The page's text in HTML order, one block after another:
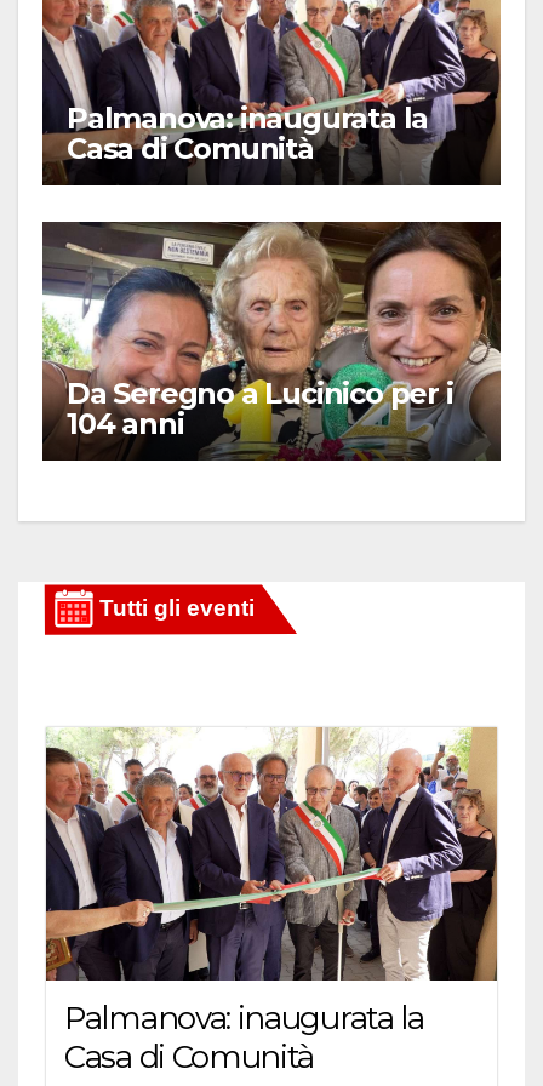
Palmanova: inaugurata la
Casa di Comunità
Da Seregno a Lucinico per i
104 anni
Palmanova: inaugurata la
Casa di Comunità